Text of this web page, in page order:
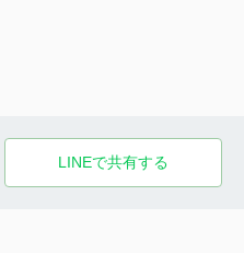
LINEで共有する